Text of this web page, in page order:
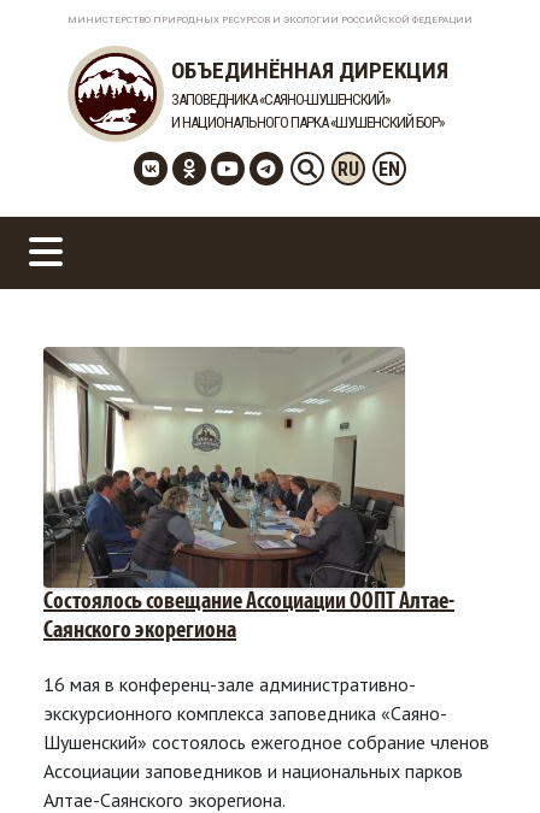
МИНИСТЕРСТВО ПРИРОДНЫХ РЕСУРСОВ И ЭКОЛОГИИ РОССИЙСКОЙ ФЕДЕРАЦИИ
ОБЪЕДИНЁННАЯ ДИРЕКЦИЯ
ЗАПОВЕДНИКА «САЯНО-ШУШЕНСКИЙ»
И НАЦИОНАЛЬНОГО ПАРКА «ШУШЕНСКИЙ БОР»
RU EN
Состоялось совещание Ассоциации ООПТ Алтае-
Саянского экорегиона
16 мая в конференц-зале административно-
экскурсионного комплекса заповедника «Саяно-
Шушенский» состоялось ежегодное собрание членов
Ассоциации заповедников и национальных парков
Алтае-Саянского экорегиона.